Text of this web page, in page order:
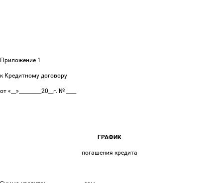
Приложение 1
к Кредитному договору
от «__»_________20__г. № ____
ГРАФИК
погашения кредита